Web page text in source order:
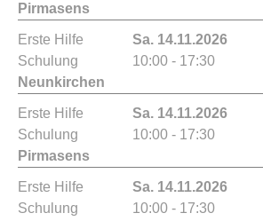
Pirmasens
Erste Hilfe
Schulung
Neunkirchen
Sa. 14.11.2026
10:00 - 17:30
Erste Hilfe
Schulung
Pirmasens
Sa. 14.11.2026
10:00 - 17:30
Erste Hilfe
Schulung
Sa. 14.11.2026
10:00 - 17:30